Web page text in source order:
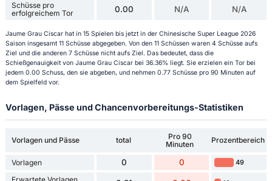
Schüsse pro
erfolgreichem Tor
0.00 N/A N/A
Jaume Grau Ciscar hat in 15 Spielen bis jetzt in der Chinesische Super League 2026
Saison insgesamt 11 Schüsse abgegeben. Von den 11 Schüssen waren 4 Schüsse aufs
Ziel und die anderen 7 Schüsse nicht aufs Ziel. Das bedeutet, dass die
Schießgenauigkeit von Jaume Grau Ciscar bei 36.36% liegt. Sie erzielen ein Tor bei
jedem 0.00 Schuss, den sie abgeben, und nehmen 0.77 Schüsse pro 90 Minuten auf
dem Spielfeld vor.
Vorlagen, Pässe und Chancenvorbereitungs-Statistiken
Vorlagen und Pässe total
Pro 90
Minuten
Prozentbereich
Vorlagen 0 0 49